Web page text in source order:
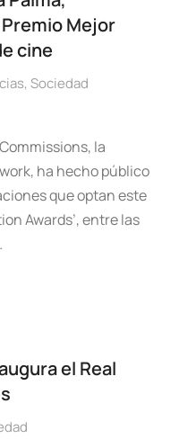
Mejor
cine
, Sociedad
la
ha hecho público
que optan este
Awards’, entre las
el Real